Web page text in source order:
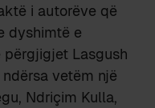
i autorëve që
dyshimtë e
Lasgush
vetëm një
Ndriçim Kulla,